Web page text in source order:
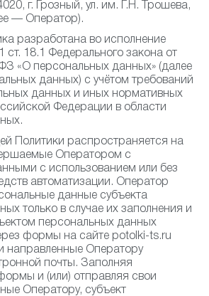
г. Грозный, ул. им. Г.Н. Трошева,
— Оператор).
разработана во исполнение
ст. 18.1 Федерального закона от
«О персональных данных» (далее
данных) с учётом требований
данных и иных нормативных
Федерации в области
Политики распространяется на
Оператором с
с использованием или без
автоматизации. Оператор
данные субъекта
только в случае их заполнения и
персональных данных
формы на сайте potolki-ts.ru
направленные Оператору
почты. Заполняя
и (или) отправляя свои
Оператору, субъект